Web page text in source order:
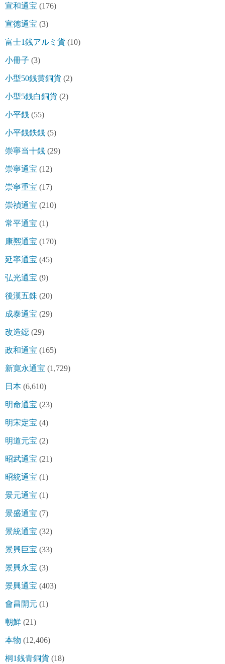
宣和通宝 (176)
宣徳通宝 (3)
富士1銭アルミ貨 (10)
小冊子 (3)
小型50銭黄銅貨 (2)
小型5銭白銅貨 (2)
小平銭 (55)
小平銭鉄銭 (5)
崇寧当十銭 (29)
崇寧通宝 (12)
崇寧重宝 (17)
崇禎通宝 (210)
常平通宝 (1)
康熈通宝 (170)
延寧通宝 (45)
弘光通宝 (9)
後漢五銖 (20)
成泰通宝 (29)
改造鐚 (29)
政和通宝 (165)
新寛永通宝 (1,729)
日本 (6,610)
明命通宝 (23)
明宋定宝 (4)
明道元宝 (2)
昭武通宝 (21)
昭統通宝 (1)
景元通宝 (1)
景盛通宝 (7)
景統通宝 (32)
景興巨宝 (33)
景興永宝 (3)
景興通宝 (403)
會昌開元 (1)
朝鮮 (21)
本物 (12,406)
桐1銭青銅貨 (18)